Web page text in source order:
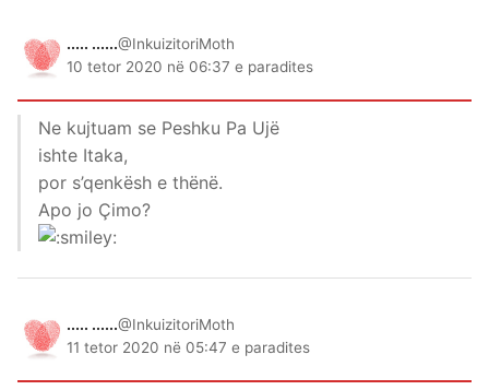
..... ......@InkuizitoriMoth
10 tetor 2020 në 06:37 e paradites
Ne kujtuam se Peshku Pa Ujë
ishte Itaka,
por s’qenkësh e thënë.
Apo jo Çimo?
..... ......@InkuizitoriMoth
11 tetor 2020 në 05:47 e paradites